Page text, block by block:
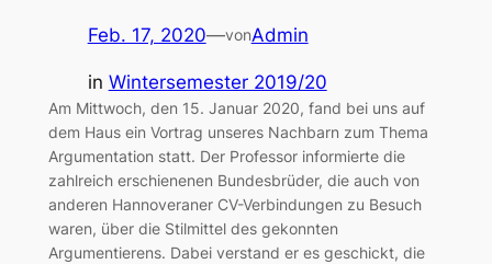
Feb. 17, 2020—vonAdmin
in Wintersemester 2019/20
Am Mittwoch, den 15. Januar 2020, fand bei uns auf
dem Haus ein Vortrag unseres Nachbarn zum Thema
Argumentation statt. Der Professor informierte die
zahlreich erschienenen Bundesbrüder, die auch von
anderen Hannoveraner CV-Verbindungen zu Besuch
waren, über die Stilmittel des gekonnten
Argumentierens. Dabei verstand er es geschickt, die